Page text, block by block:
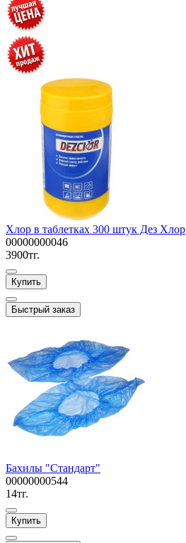
Хлор в таблетках 300 штук Дез Хлор
00000000046
3900тг.
Купить
Быстрый заказ
Бахилы "Стандарт"
00000000544
14тг.
Купить